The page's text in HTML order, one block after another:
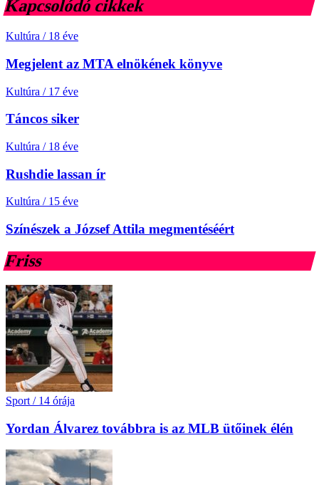
Kapcsolódó cikkek
Kultúra / 18 éve
Megjelent az MTA elnökének könyve
Kultúra / 17 éve
Táncos siker
Kultúra / 18 éve
Rushdie lassan ír
Kultúra / 15 éve
Színészek a József Attila megmentéséért
Friss
Sport / 14 órája
Yordan Álvarez továbbra is az MLB ütőinek élén